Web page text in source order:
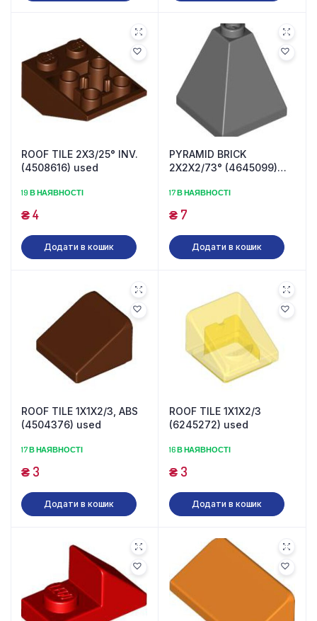
ROOF TILE 2X3/25° INV.
(4508616) used
19 В НАЯВНОСТІ
₴4
Додати в кошик
PYRAMID BRICK
2X2X2/73° (4645099)
17 В НАЯВНОСТІ
₴7
Додати в кошик
ROOF TILE 1X1X2/3, ABS
(4504376) used
17 В НАЯВНОСТІ
₴3
Додати в кошик
ROOF TILE 1X1X2/3
(6245272) used
16 В НАЯВНОСТІ
₴3
Додати в кошик